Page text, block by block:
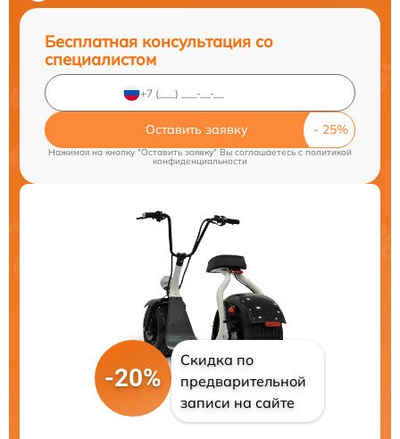
Бесплатная консультация со
специалистом
Оставить заявку
Нажимая на кнопку "Оставить заявку" Вы соглашаетесь cполитикой
конфиденциальности
-20%
Скидка по
предварительной
записи на сайте